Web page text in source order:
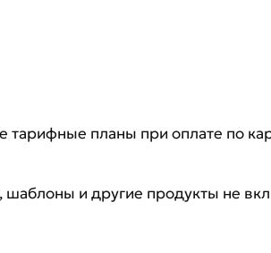
тарифные планы при оплате по
шаблоны и другие продукты не